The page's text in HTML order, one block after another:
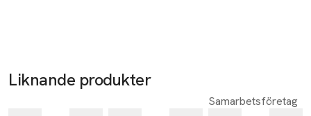
Liknande produkter
Samarbetsföretag